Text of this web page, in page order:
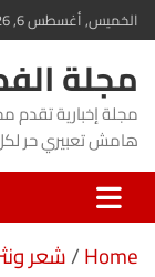
Skip
to
content
الخميس, أغسطس 6, 2026
مجلة
مجلة إخبارية تقدم
هامش تعبيري حر
Home شعر